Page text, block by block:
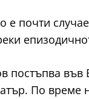
е почти
постъпва
По време